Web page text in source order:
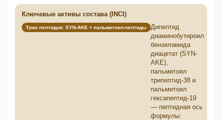
Ключевые активы состава (INCI)
Трио пептидов: SYN-AKE + пальмитоил-пептиды
Дипептид
диаминобутироил
бензиламида
диацетат (SYN-
AKE),
пальмитоил
трипептид-38 и
пальмитоил
гексапептид-19
— пептидная ось
формулы: